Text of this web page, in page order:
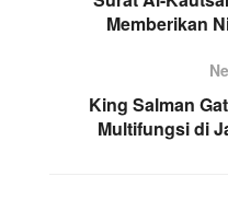
Memberikan
King Salman
Multifungsi di